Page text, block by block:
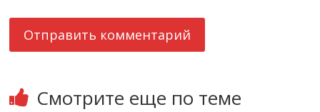
Смотрите еще по теме